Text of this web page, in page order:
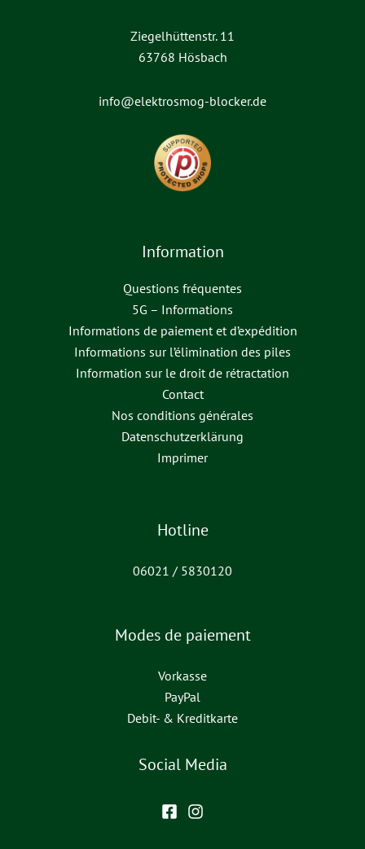
Ziegelhüttenstr. 11
63768 Hösbach
info@elektrosmog-blocker.de
Information
Questions fréquentes
5G – Informations
Informations de paiement et d’expédition
Informations sur l’élimination des piles
Information sur le droit de rétractation
Contact
Nos conditions générales
Datenschutzerklärung
Imprimer
Hotline
06021 / 5830120
Modes de paiement
Vorkasse
PayPal
Debit- & Kreditkarte
Social Media